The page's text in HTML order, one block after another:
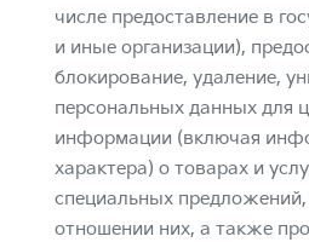
числе предоставление в
и иные организации),
блокирование, удаление,
персональных данных для
информации (включая
характера) о товарах и
специальных
отношении них, а также